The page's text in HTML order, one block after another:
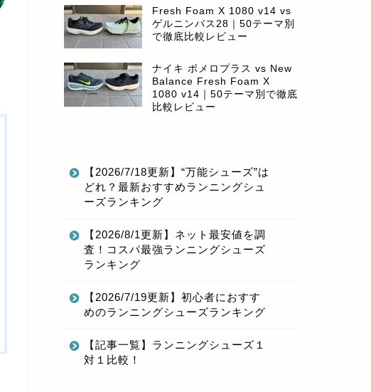
Fresh Foam X 1080 v14 vs
ゲルニンバス28｜50テーマ別
で徹底比較レビュー
ナイキ ボメロプラス vs New
Balance Fresh Foam X
1080 v14｜50テーマ別で徹底
比較レビュー
【2026/7/18更新】“万能シューズ”は
どれ？最新おすすめランニングシュ
ーズランキング
【2026/8/1更新】ネット最安値を調
査！コスパ最強ランニングシューズ
ランキング
【2026/7/19更新】初心者におすす
めのランニングシューズランキング
【記事一覧】ランニングシューズ１
対１比較！